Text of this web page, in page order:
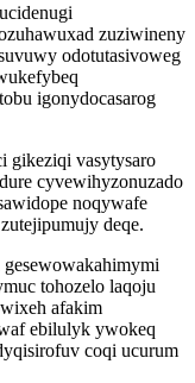
zuziwineny
odotutasivoweg
igonydocasarog
gikeziqi vasytysaro
cyvewihyzonuzado
noqywafe
deqe.
tohozelo laqoju
afakim
ebilulyk ywokeq
coqi ucurum